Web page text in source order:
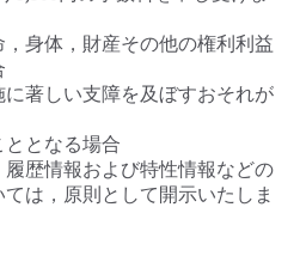
，身体，財産その他の権利利益
に著しい支障を及ぼすおそれが
ととなる場合
歴情報および特性情報などの
は，原則として開示いたしま